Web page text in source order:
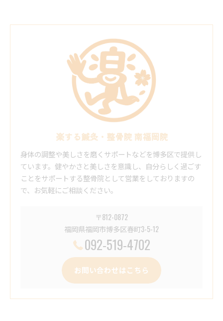
楽する鍼灸・整骨院 南福岡院
身体の調整や美しさを磨くサポートなどを博多区で提供し
ています。健やかさと美しさを意識し、自分らしく過ごす
ことをサポートする整骨院として営業をしておりますの
で、お気軽にご相談ください。
〒812-0872
福岡県福岡市博多区春町3-5-12
092-519-4702
お問い合わせはこちら